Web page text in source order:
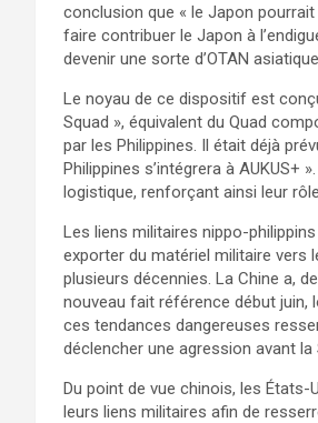
conclusion que « le Japon
faire contribuer le Japon à
devenir une sorte d’OTAN asiatique.
Le noyau de ce dispositif est
Squad », équivalent du Quad
par les Philippines. Il était déjà
Philippines s’intégrera à AUKUS+
logistique, renforçant ainsi leur
Les liens militaires nippo-
exporter du matériel militaire vers
plusieurs décennies. La Chine a,
nouveau fait référence début juin,
ces tendances dangereuses
déclencher une agression avant la
Du point de vue chinois, les
leurs liens militaires afin de